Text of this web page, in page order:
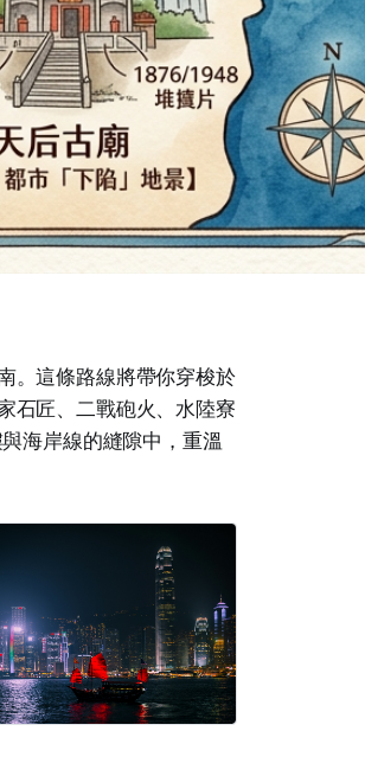
。這條路線將帶你穿梭於
石匠、二戰砲火、水陸寮
海岸線的縫隙中，重溫